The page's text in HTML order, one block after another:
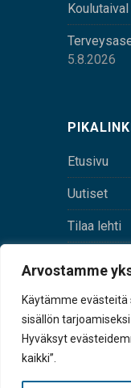
Arvostamme
Käytämme
sisällön
Hyväksyt
kaikki”.
5.8.2026
Etusivu
Uutiset
Tilaa lehti
tunnus